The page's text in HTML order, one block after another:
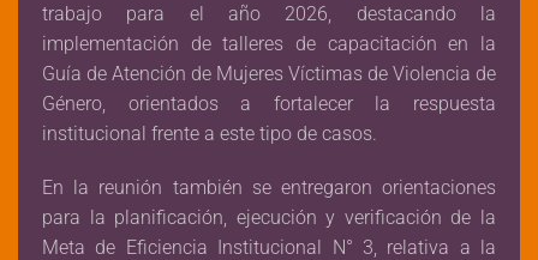
trabajo para el año 2026, destacando la
implementación de talleres de capacitación en la
Guía de Atención de Mujeres Víctimas de Violencia de
Género, orientados a fortalecer la respuesta
institucional frente a este tipo de casos.
En la reunión también se entregaron orientaciones
para la planificación, ejecución y verificación de la
Meta de Eficiencia Institucional N° 3, relativa a la